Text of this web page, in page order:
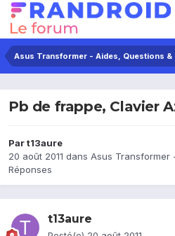
Asus Transformer - Aides, Questions &
Pb de frappe, Clavier
Part13aure
20 août 2011 dans Asus Transformer
Réponses
t13aure